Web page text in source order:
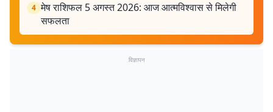
4 मेष राशिफल 5 अगस्त 2026: आज आत्मविश्वास से मिलेगी
सफलता
विज्ञापन